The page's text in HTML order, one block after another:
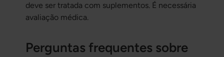
deve ser tratada com suplementos. É necessária
avaliação médica.
Perguntas frequentes sobre